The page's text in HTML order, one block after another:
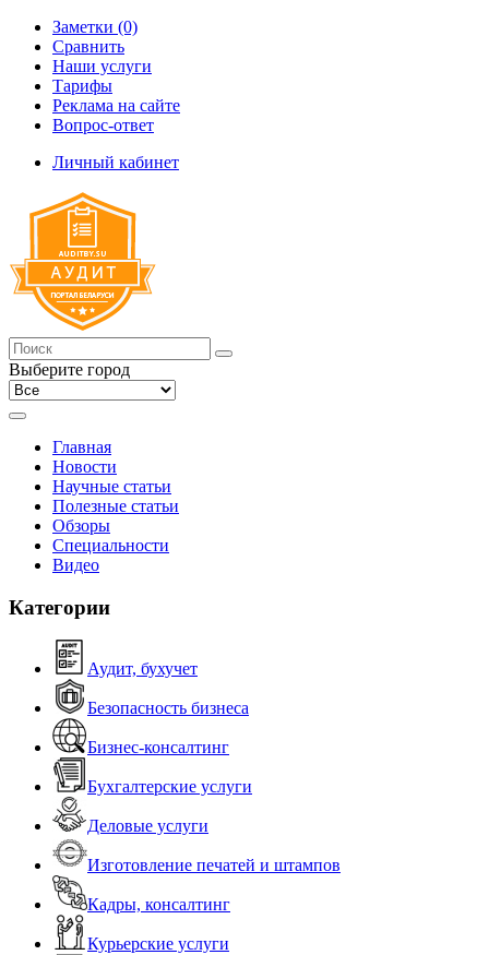
Заметки (0)
Сравнить
Наши услуги
Тарифы
Реклама на сайте
Вопрос-ответ
Личный кабинет
Выберите город
Главная
Новости
Научные статьи
Полезные статьи
Обзоры
Специальности
Видео
Категории
Аудит, бухучет
Безопасность бизнеса
Бизнес-консалтинг
Бухгалтерские услуги
Деловые услуги
Изготовление печатей и штампов
Кадры, консалтинг
Курьерские услуги